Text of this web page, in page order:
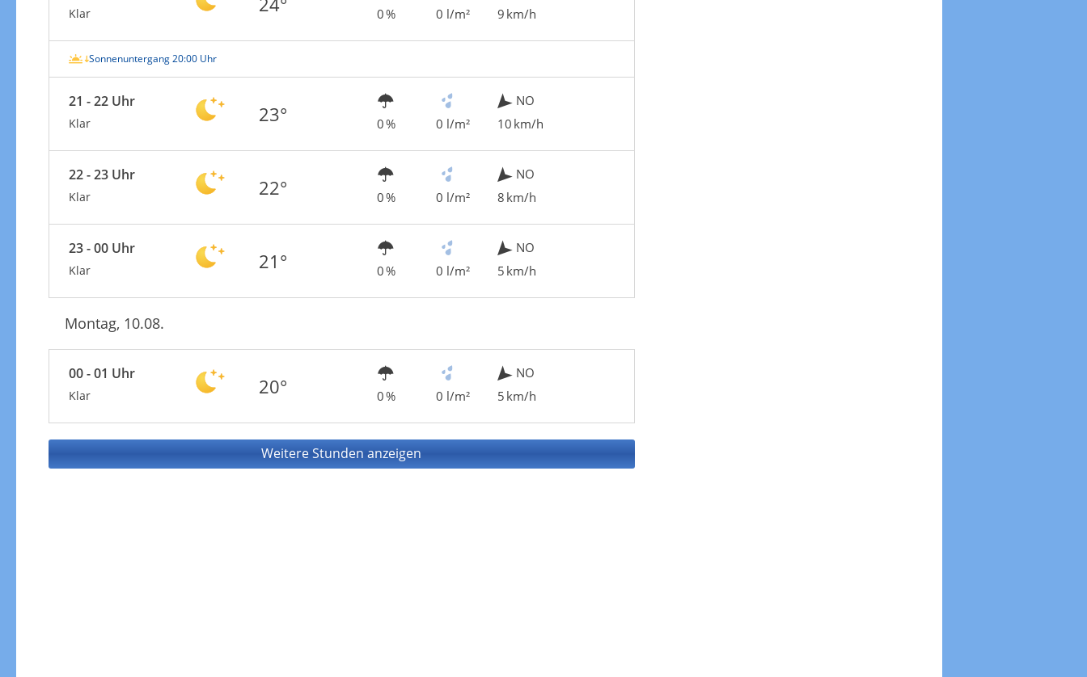
Klar 0 % 0 l/m²
9 km/h
Sonnenuntergang 20:00 Uhr
21 - 22 Uhr
Klar 23° 0 % 0 l/m²
NO
10 km/h
22 - 23 Uhr
Klar 22° 0 % 0 l/m²
NO
8 km/h
23 - 00 Uhr
Klar 21° 0 % 0 l/m²
NO
5 km/h
Montag, 10.08.
00 - 01 Uhr
Klar 20° 0 % 0 l/m²
NO
5 km/h
Weitere Stunden anzeigen